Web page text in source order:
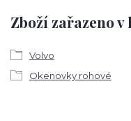
Zboží zařazeno
Volvo
Okenovky rohové